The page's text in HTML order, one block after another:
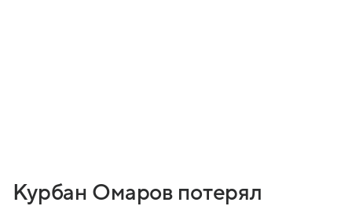
Курбан Омаров потерял